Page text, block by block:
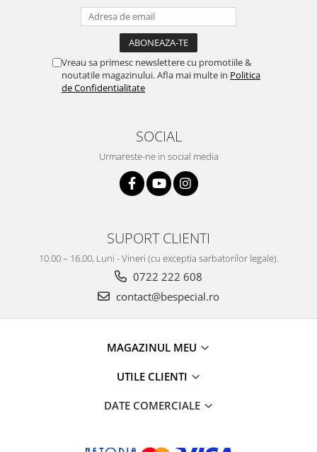
Vreau sa primesc newslettere cu promotiile &
noutatile magazinului. Afla mai multe in Politica
de Confidentialitate
SOCIAL
Urmareste-ne in social media
SUPORT CLIENTI
10.00 – 16.00, Luni - Vineri (cu exceptia sarbatorilor legale).
0722 222 608
contact@bespecial.ro
MAGAZINUL MEU
UTILE CLIENTI
DATE COMERCIALE